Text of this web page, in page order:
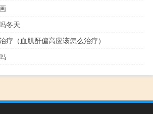
冬天
疗（血肌酐偏高应该怎么治疗）